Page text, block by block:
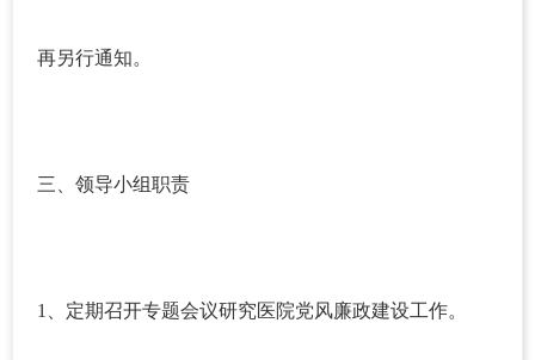
再另行通知。
三、领导小组职责
1、定期召开专题会议研究医院党风廉政建设工作。